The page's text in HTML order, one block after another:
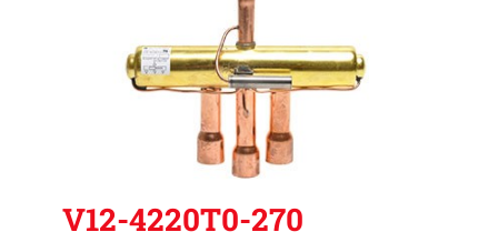
V12-4220T0-270